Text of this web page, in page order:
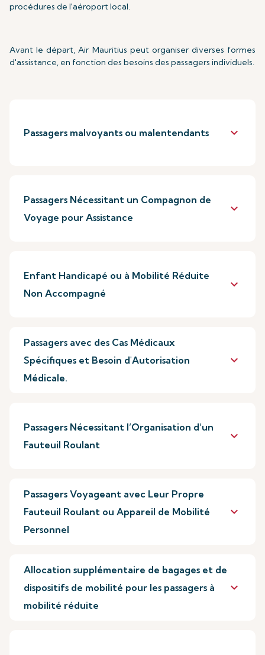
procédures de l'aéroport local.
Avant le départ, Air Mauritius peut organiser diverses formes
d'assistance, en fonction des besoins des passagers individuels.
Passagers malvoyants ou malentendants keyboard_arrow_down
Passagers Nécessitant un Compagnon de
Voyage pour Assistance
keyboard_arrow_down
Enfant Handicapé ou à Mobilité Réduite
Non Accompagné
keyboard_arrow_down
Passagers avec des Cas Médicaux
Spécifiques et Besoin d'Autorisation
Médicale.
keyboard_arrow_down
Passagers Nécessitant l’Organisation d’un
Fauteuil Roulant
keyboard_arrow_down
Passagers Voyageant avec Leur Propre
Fauteuil Roulant ou Appareil de Mobilité
Personnel
keyboard_arrow_down
Allocation supplémentaire de bagages et de
dispositifs de mobilité pour les passagers à
mobilité réduite
keyboard_arrow_down